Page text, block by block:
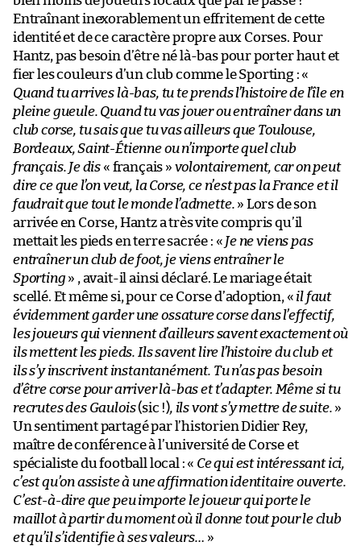
Entraînant inexorablement un effritement de cette
identité et de ce caractère propre aux Corses. Pour
Hantz, pas besoin d’être né là-bas pour porter haut et
fier les couleurs d’un club comme le Sporting : «
Quand tu arrives là-bas, tu te prends l’histoire de l’île en
pleine gueule. Quand tu vas jouer ou entraîner dans un
club corse, tu sais que tu vas ailleurs que Toulouse,
Bordeaux, Saint-Étienne ou n’importe quel club
français. Je dis « français » volontairement, car on peut
dire ce que l’on veut, la Corse, ce n’est pas la France et il
faudrait que tout le monde l’admette. » Lors de son
arrivée en Corse, Hantz a très vite compris qu’il
mettait les pieds en terre sacrée : « Je ne viens pas
entraîner un club de foot, je viens entraîner le
Sporting » , avait-il ainsi déclaré. Le mariage était
scellé. Et même si, pour ce Corse d’adoption, « il faut
évidemment garder une ossature corse dans l’effectif,
les joueurs qui viennent d’ailleurs savent exactement où
ils mettent les pieds. Ils savent lire l’histoire du club et
ils s’y inscrivent instantanément. Tu n’as pas besoin
d’être corse pour arriver là-bas et t’adapter. Même si tu
recrutes des Gaulois(sic !), ils vont s’y mettre de suite. »
Un sentiment partagé par l’historien Didier Rey,
maître de conférence à l’université de Corse et
spécialiste du football local : « Ce qui est intéressant ici,
c’est qu’on assiste à une affirmation identitaire ouverte.
C’est-à-dire que peu importe le joueur qui porte le
maillot à partir du moment où il donne tout pour le club
et qu’il s’identifie à ses valeurs… »